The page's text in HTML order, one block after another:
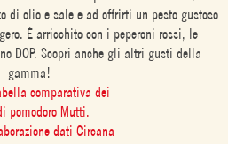
di olio e sale e ad offrirti un pesto gustoso
È arricchito con i peperoni rossi, le
DOP. Scopri anche gli altri gusti della
gamma!
comparativa dei
pomodoro Mutti.
dati Circana